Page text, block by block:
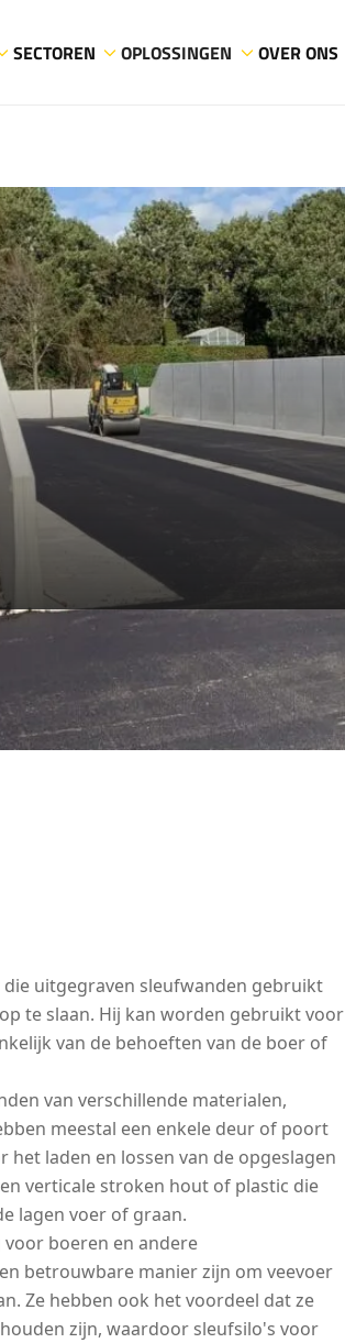
SECTOREN OPLOSSINGEN OVER ONS
uitgegraven sleufwanden gebruikt
te slaan. Hij kan worden gebruikt voor
van de behoeften van de boer of
van verschillende materialen,
meestal een enkele deur of poort
laden en lossen van de opgeslagen
verticale stroken hout of plastic die
lagen voer of graan.
boeren en andere
betrouwbare manier zijn om veevoer
Ze hebben ook het voordeel dat ze
zijn, waardoor sleufsilo's voor